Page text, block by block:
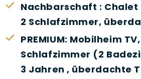
Nachbarschaft : Chalet
2 Schlafzimmer,
PREMIUM: Mobilheim
Schlafzimmer (2
3 Jahren , überdachte